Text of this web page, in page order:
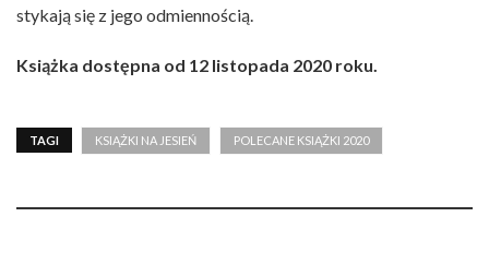
stykają się z jego odmiennością.
Książka dostępna od 12 listopada 2020 roku.
TAGI KSIĄŻKI NA JESIEŃ POLECANE KSIĄŻKI 2020